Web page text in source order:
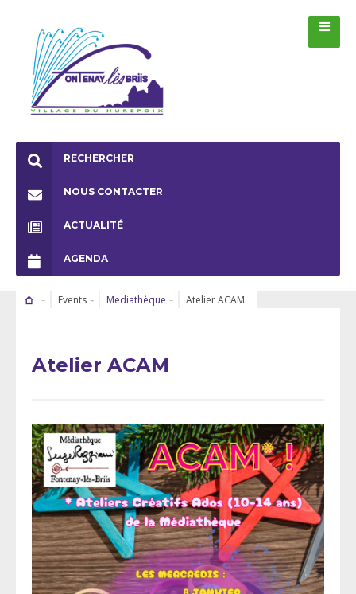
RECHERCHER
NOUS CONTACTER
ACTUALITÉ
AGENDA
Events Mediathèque Atelier ACAM
Atelier ACAM